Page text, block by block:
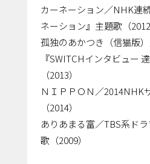
カーネーション／NHK連
ネーション』主題歌（2012
孤独のあかつき（信猫版
『SWITCHインタビュー
（2013）
ＮＩＰＰＯＮ／2014NHK
（2014）
ありあまる富／TBS系ド
歌（2009）